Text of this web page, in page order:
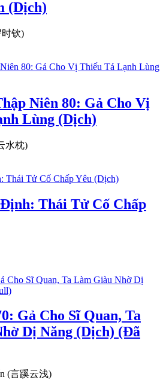
(Dịch)
时钦)
Niên 80: Gả Cho Vị
Lùng (Dịch)
水枕)
Thái Tử Cố Chấp
Gả Cho Sĩ Quan, Ta
Dị Năng (Dịch) (Đã
(言蹊云浅)